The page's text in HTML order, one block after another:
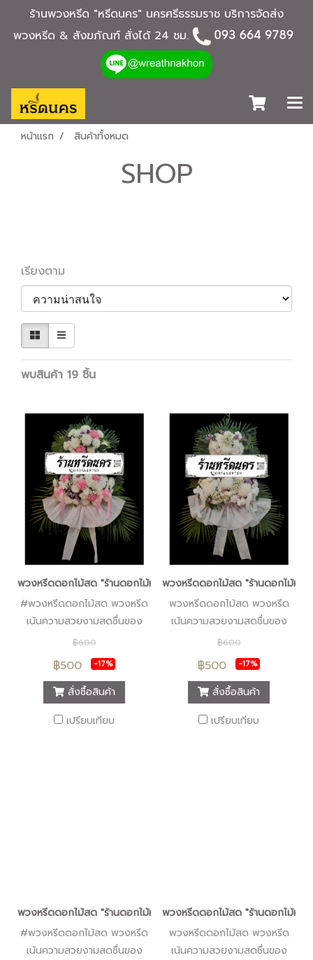
ร้านพวงหรีด "หรีดนคร" นครศรีธรรมราช บริการจัดส่ง
พวงหรีด & สังฆภัณฑ์ สั่งได้ 24 ชม.
หน้าแรก สินค้าทั้งหมด
SHOP
เรียงตาม
พบสินค้า 19 ชิ้น
พวงหรีดดอกไม้สด "ร้านดอกไม้หรีดนคร" #ร้านพวงหรีดนครศรีธรรมร
#พวงหรีดดอกไม้สด พวงหรีด
เน้นความสวยงามสดชื่นของ
ดอกไม้สด พวงหรีดรูปแบบทัน
สมัย เพื่อให้สมเกียรติผู้มอบ
พวงหรีด และผู้รับพวงหรีด
บริการส่งพวงหรีดถึงที่
฿600
฿500 -17%
สั่งซื้อสินค้า
เปรียบเทียบ
พวงหรีดดอกไม้สด "ร้านดอกไม้หรีด
พวงหรีดดอกไม้สด พวงหรีด
เน้นความสวยงามสดชื่นของ
ดอกไม้สด พวงหรีดรูปแบบทัน
สมัย บริการส่งพวงหรีดถึงที่
เพื่อให้สมเกียรติผู้มอบและผู้รับ
มอบพวงหรีด
฿600
฿500 -17%
สั่งซื้อสินค้า
เปรียบเทียบ
พวงหรีดดอกไม้สด "ร้านดอกไม้หรีดนคร" #ร้านพวงหรีดนครศรีธรรมร
#พวงหรีดดอกไม้สด พวงหรีด
เน้นความสวยงามสดชื่นของ
พวงหรีดดอกไม้สด "ร้านดอกไม้หรีด
พวงหรีดดอกไม้สด พวงหรีด
เน้นความสวยงามสดชื่นของ